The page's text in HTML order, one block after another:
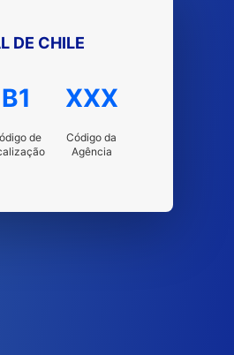
DE CHILE
B1
de
XXX
Código da
Agência